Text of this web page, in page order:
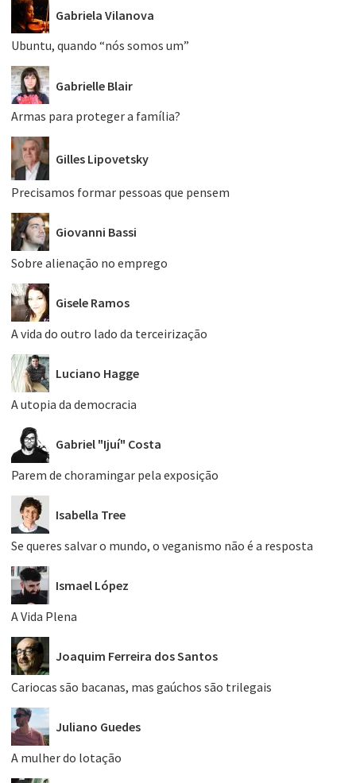
Gabriela Vilanova
Ubuntu, quando “nós somos um”
Gabrielle Blair
Armas para proteger a família?
Gilles Lipovetsky
Precisamos formar pessoas que pensem
Giovanni Bassi
Sobre alienação no emprego
Gisele Ramos
A vida do outro lado da terceirização
Luciano Hagge
A utopia da democracia
Gabriel "Ijuí" Costa
Parem de choramingar pela exposição
Isabella Tree
Se queres salvar o mundo, o veganismo não é a resposta
Ismael López
A Vida Plena
Joaquim Ferreira dos Santos
Cariocas são bacanas, mas gaúchos são trilegais
Juliano Guedes
A mulher do lotação